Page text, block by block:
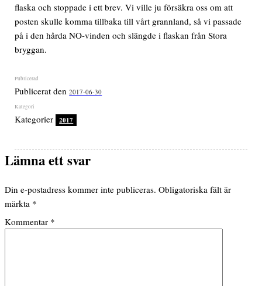
flaska och stoppade i ett brev. Vi ville ju försäkra oss om att
posten skulle komma tillbaka till vårt grannland, så vi passade
på i den hårda NO-vinden och slängde i flaskan från Stora
bryggan.
Publicerat den2017-06-30
Kategorier 2017
Lämna ett svar
Din e-postadress kommer inte publiceras. Obligatoriska fält är
märkta *
Kommentar *